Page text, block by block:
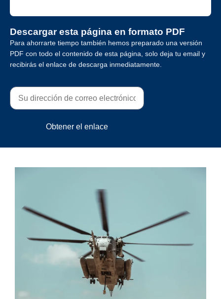
Descargar esta página en formato PDF
Para ahorrarte tiempo también hemos preparado una versión
PDF con todo el contenido de esta página, solo deja tu email y
recibirás el enlace de descarga inmediatamente.
Obtener el enlace